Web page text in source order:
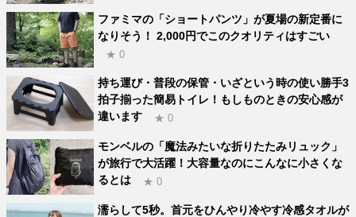
ファミマの「ショートパンツ」が夏場の新定番に
なりそう！ 2,000円でこのクオリティはすごい
★ 0
持ち運び・普段の保管・いざという時の使い勝手3
拍子揃った簡易トイレ！もしものときの安心感が
違います
★ 0
モンベルの「魔法みたいな折りたたみリュック」
が旅行で大活躍！大容量なのにこんなに小さくな
るとは
★ 0
濡らして5秒。首元をひんやり冷やす冷感タオルが